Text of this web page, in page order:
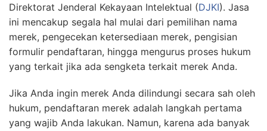
Direktorat Jenderal Kekayaan Intelektual (DJKI). Jasa
ini mencakup segala hal mulai dari pemilihan nama
merek, pengecekan ketersediaan merek, pengisian
formulir pendaftaran, hingga mengurus proses hukum
yang terkait jika ada sengketa terkait merek Anda.
Jika Anda ingin merek Anda dilindungi secara sah oleh
hukum, pendaftaran merek adalah langkah pertama
yang wajib Anda lakukan. Namun, karena ada banyak